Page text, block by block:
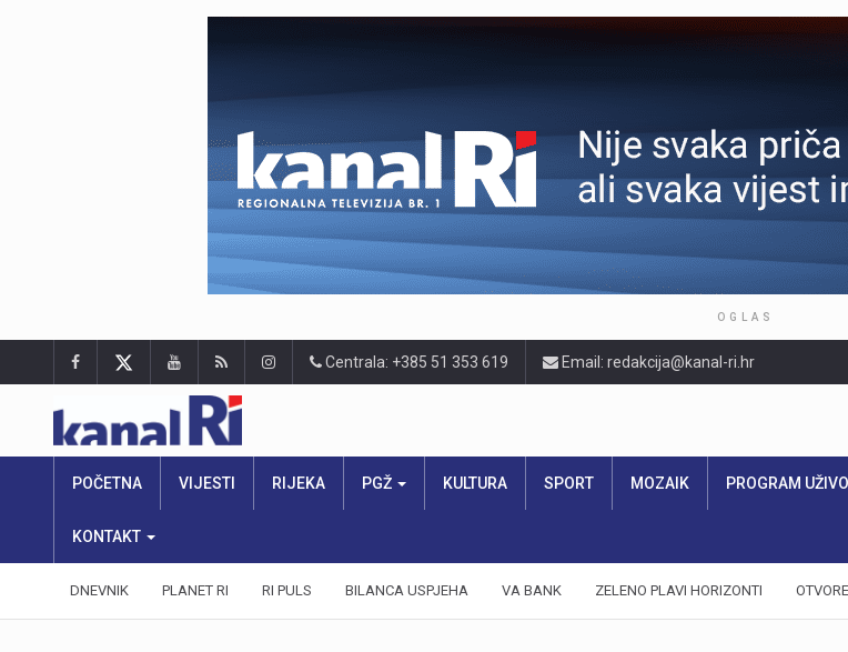
OGLAS
Centrala: +385 51 353 619 Email: redakcija@kanal-ri.hr
POČETNA VIJESTI RIJEKA PGŽ KULTURA SPORT MOZAIK PROGRAM UŽIVO
KONTAKT
DNEVNIK PLANET RI RI PULS BILANCA USPJEHA VA BANK ZELENO PLAVI HORIZONTI